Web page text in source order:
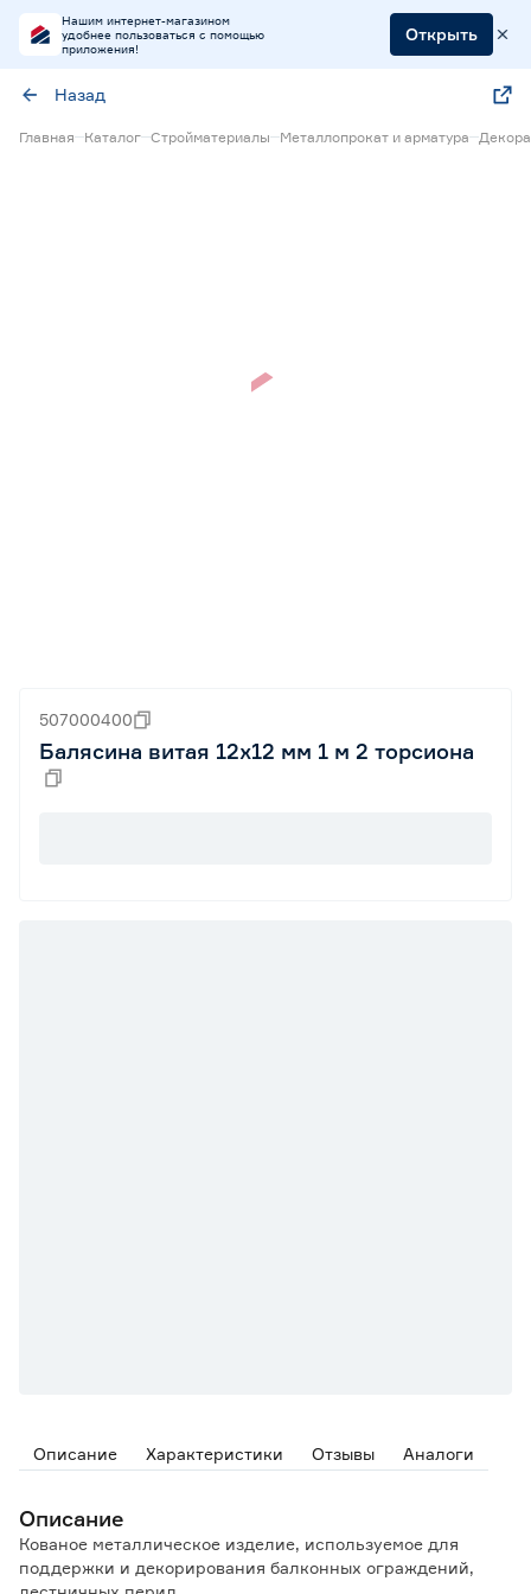
Нашим интернет-магазином
удобнее пользоваться с помощью
приложения!
Открыть
Назад
Главная Каталог Стройматериалы Металлопрокат и арматура
507000400
Балясина витая 12х12 мм 1 м 2 торсиона
Описание Характеристики Отзывы Аналоги
Описание
Кованое металлическое изделие, используемое для
поддержки и декорирования балконных ограждений,